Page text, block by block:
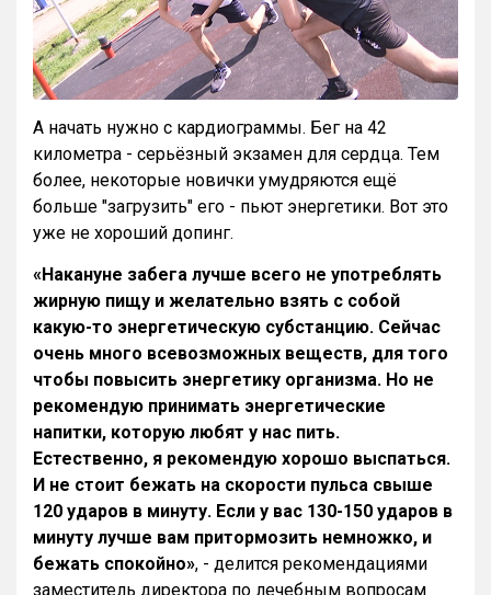
А начать нужно с кардиограммы. Бег на 42
километра - серьёзный экзамен для сердца. Тем
более, некоторые новички умудряются ещё
больше "загрузить" его - пьют энергетики. Вот это
уже не хороший допинг.
«Накануне забега лучше всего не употреблять
жирную пищу и желательно взять с собой
какую-то энергетическую субстанцию. Сейчас
очень много всевозможных веществ, для того
чтобы повысить энергетику организма. Но не
рекомендую принимать энергетические
напитки, которую любят у нас пить.
Естественно, я рекомендую хорошо выспаться.
И не стоит бежать на скорости пульса свыше
120 ударов в минуту. Если у вас 130-150 ударов в
минуту лучше вам притормозить немножко, и
бежать спокойно», - делится рекомендациями
заместитель директора по лечебным вопросам